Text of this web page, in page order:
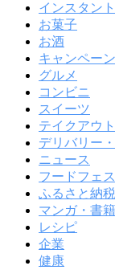
インスタント
お菓子
お酒
キャンペーン
グルメ
コンビニ
スイーツ
テイクアウ
デリバリー
ニュース
フードフェ
ふるさと納税
マンガ・書籍
レシピ
企業
健康